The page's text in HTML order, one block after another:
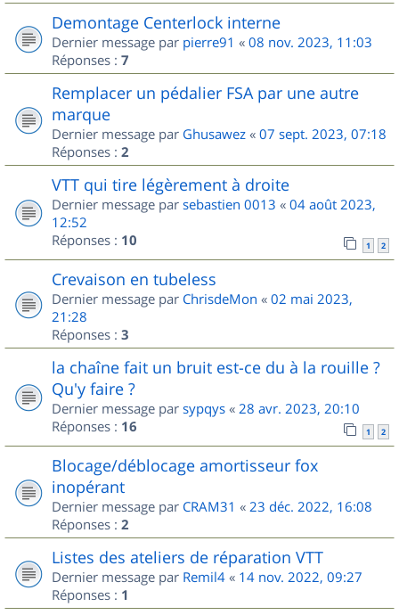
Demontage Centerlock interne
Dernier message par pierre91 « 08 nov. 2023, 11:03
Réponses : 7
Remplacer un pédalier FSA par une autre
marque
Dernier message par Ghusawez « 07 sept. 2023, 07:18
Réponses : 2
VTT qui tire légèrement à droite
Dernier message par sebastien 0013 « 04 août 2023,
12:52
Réponses : 10 1 2
Crevaison en tubeless
Dernier message par ChrisdeMon « 02 mai 2023,
21:28
Réponses : 3
la chaîne fait un bruit est-ce du à la rouille ?
Qu'y faire ?
Dernier message par sypqys « 28 avr. 2023, 20:10
Réponses : 16 1 2
Blocage/déblocage amortisseur fox
inopérant
Dernier message par CRAM31 « 23 déc. 2022, 16:08
Réponses : 2
Listes des ateliers de réparation VTT
Dernier message par Remil4 « 14 nov. 2022, 09:27
Réponses : 1